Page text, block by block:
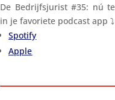
De Bedrijfsjurist #35: nú
in je favoriete podcast app ⤵️
Spotify
Apple